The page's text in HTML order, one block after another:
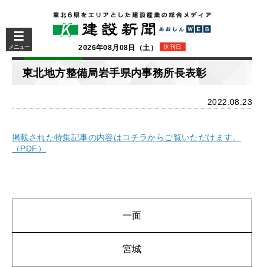
メニュー 2026年08月08日（土） 休刊日
東北地方整備局岩手県内事務所長表彰
2022.08.23
掲載された特集記事の内容はコチラからご覧いただけます。
（PDF）
一面
宮城